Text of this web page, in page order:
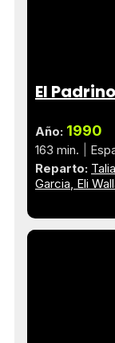
El
Año: 1990
163 min.
Reparto:
Garcia Eli